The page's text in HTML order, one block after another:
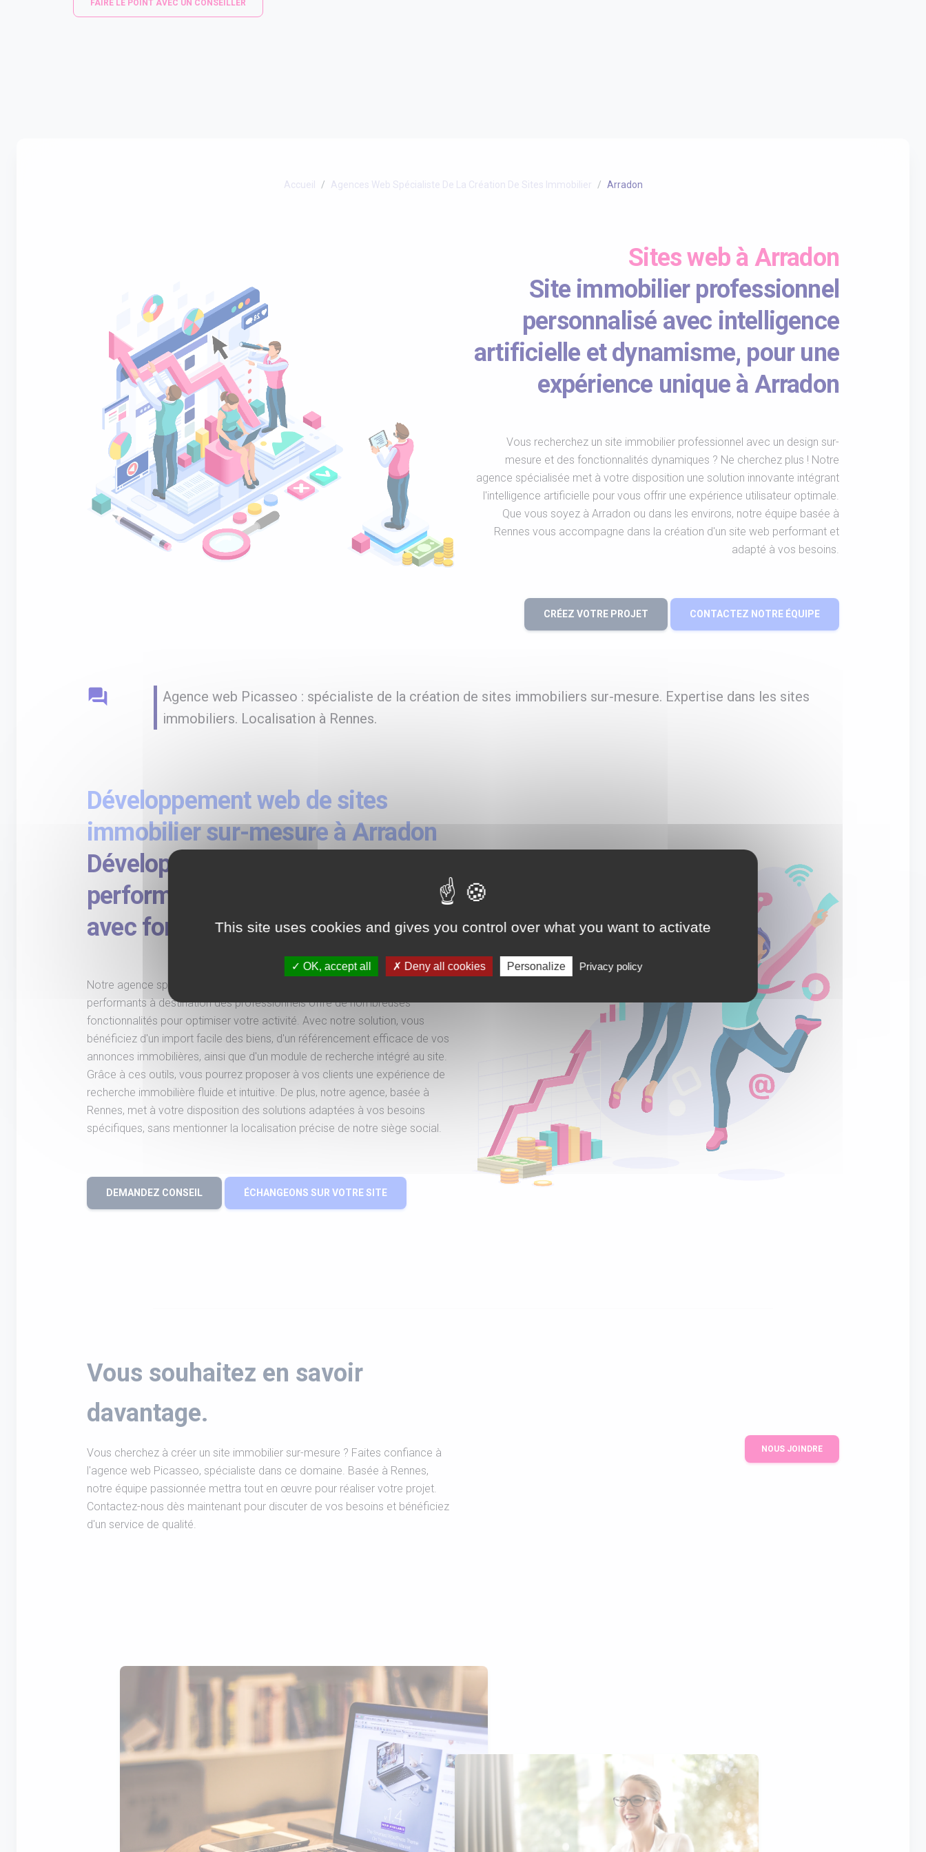
FAIRE LE POINT AVEC UN CONSEILLER
Accueil Agences Web Spécialiste De La Création De Sites Immobilier Arradon
Sites web à Arradon
Site immobilier professionnel
personnalisé avec intelligence
artificielle et dynamisme, pour une
expérience unique à Arradon
Vous recherchez un site immobilier professionnel avec un design sur-
mesure et des fonctionnalités dynamiques ? Ne cherchez plus ! Notre
agence spécialisée met à votre disposition une solution innovante intégrant
l'intelligence artificielle pour vous offrir une expérience utilisateur optimale.
Que vous soyez à Arradon ou dans les environs, notre équipe basée à
Rennes vous accompagne dans la création d'un site web performant et
adapté à vos besoins.
CRÉEZ VOTRE PROJET CONTACTEZ NOTRE ÉQUIPE
question_answer
Agence web Picasseo : spécialiste de la création de sites immobiliers sur-mesure. Expertise dans les sites
immobiliers. Localisation à Rennes.
Développement web de sites
immobilier sur-mesure à Arradon
Développement de site immobilier
performant pour professionnels
avec fonctionnalités avancées
Notre agence spécialisée dans le développement de sites immobiliers
performants à destination des professionnels offre de nombreuses
fonctionnalités pour optimiser votre activité. Avec notre solution, vous
bénéficiez d'un import facile des biens, d'un référencement efficace de vos
annonces immobilières, ainsi que d'un module de recherche intégré au site.
Grâce à ces outils, vous pourrez proposer à vos clients une expérience de
recherche immobilière fluide et intuitive. De plus, notre agence, basée à
Rennes, met à votre disposition des solutions adaptées à vos besoins
spécifiques, sans mentionner la localisation précise de notre siège social.
DEMANDEZ CONSEIL ÉCHANGEONS SUR VOTRE SITE
Vous souhaitez en savoir
davantage.
Vous cherchez à créer un site immobilier sur-mesure ? Faites confiance à
l'agence web Picasseo, spécialiste dans ce domaine. Basée à Rennes,
notre équipe passionnée mettra tout en œuvre pour réaliser votre projet.
Contactez-nous dès maintenant pour discuter de vos besoins et bénéficiez
d'un service de qualité.
NOUS JOINDRE
This site uses cookies and gives you control over what you want to activate
OK, accept all Deny all cookies Personalize Privacy policy